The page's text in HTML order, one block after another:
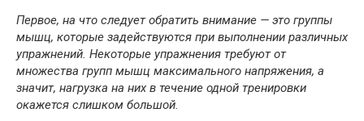
Первое, на что следует обратить внимание — это группы
мышц, которые задействуются при выполнении различных
упражнений. Некоторые упражнения требуют от
множества групп мышц максимального напряжения, а
значит, нагрузка на них в течение одной тренировки
окажется слишком большой.